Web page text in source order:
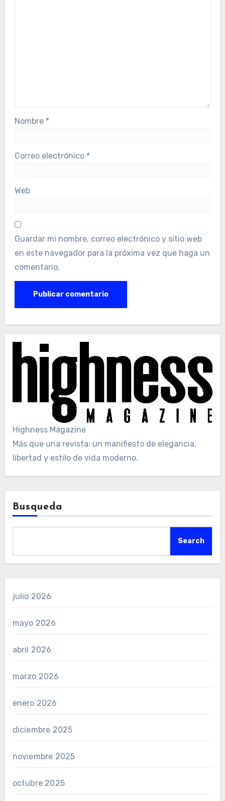
Nombre *
Correo electrónico *
Web
Guardar mi nombre, correo electrónico y sitio web
en este navegador para la próxima vez que haga un
comentario.
Highness Magazine
Más que una revista: un manifiesto de elegancia,
libertad y estilo de vida moderno.
Busqueda
Search
julio 2026
mayo 2026
abril 2026
marzo 2026
enero 2026
diciembre 2025
noviembre 2025
octubre 2025